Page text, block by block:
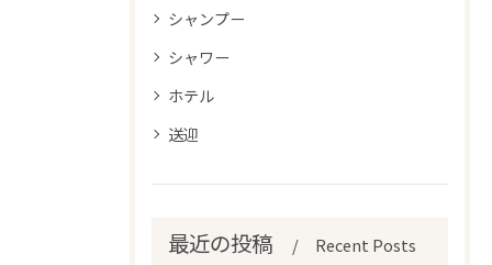
シャンプー
シャワー
ホテル
送迎
最近の投稿 Recent Posts